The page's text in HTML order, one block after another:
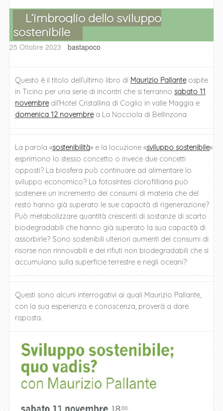
L’imbroglio dello sviluppo
sostenibile
25 Ottobre 2023 bastapoco
Questo è il titolo dell’ultimo libro di Maurizio Pallanteospite
in Ticino per una serie di incontri che si terranno sabato 11
novembreall’Hotel Cristallina di Coglio in valle Maggia e
domenica 12 novembrea La Nocciola di Bellinzona
La parola «sostenibilità» e la locuzione «sviluppo sostenibile»
esprimono lo stesso concetto o invece due concetti
opposti? La biosfera può continuare ad alimentare lo
sviluppo economico? La fotosintesi clorofilliana può
sostenere un incremento dei consumi di materia che del
resto hanno già superato le sue capacità di rigenerazione?
Può metabolizzare quantità crescenti di sostanze di scarto
biodegradabili che hanno già superato la sua capacità di
assorbirle? Sono sostenibili ulteriori aumenti dei consumi di
risorse non rinnovabili e dei rifiuti non biodegradabili che si
accumulano sulla superficie terrestre e negli oceani?
Questi sono alcuni interrogativi ai quali Maurizio Pallante,
con la sua esperienza e conoscenza, proverà a dare
risposta.